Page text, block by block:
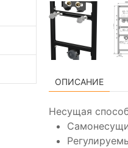
ОПИСАНИЕ
Несущая